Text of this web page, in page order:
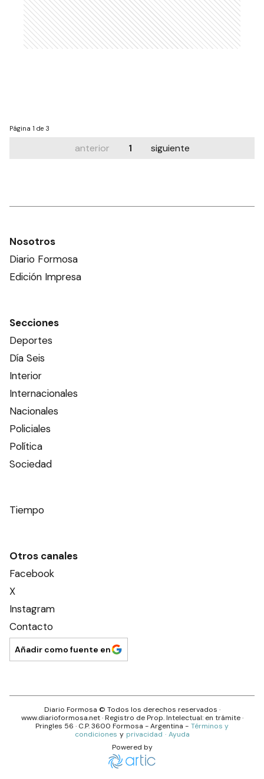
Página 1 de 3
anterior 1 siguiente
Nosotros
Diario Formosa
Edición Impresa
Secciones
Deportes
Día Seis
Interior
Internacionales
Nacionales
Policiales
Política
Sociedad
Tiempo
Otros canales
Facebook
X
Instagram
Contacto
Añadir como fuente en
Diario Formosa © Todos los derechos reservados ·
www.diarioformosa.net · Registro de Prop. Intelectual: en trámite ·
Pringles 56 · C.P.3600 Formosa - Argentina - Términos y
condiciones y privacidad · Ayuda
Powered by